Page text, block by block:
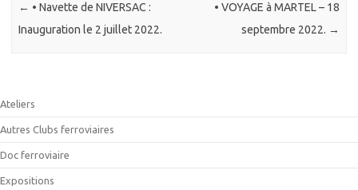
← • Navette de NIVERSAC :
Inauguration le 2 juillet 2022.
• VOYAGE à MARTEL – 18
septembre 2022. →
Ateliers
Autres Clubs ferroviaires
Doc ferroviaire
Expositions